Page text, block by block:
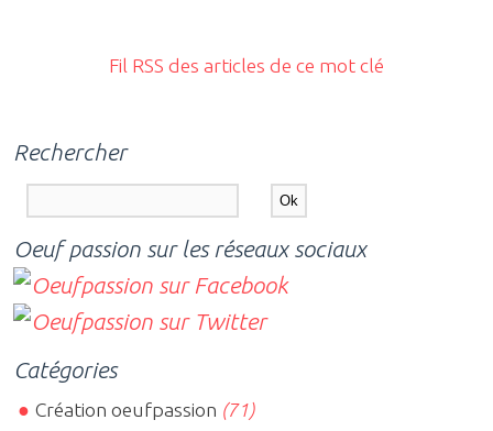
Fil RSS des articles de ce mot clé
Rechercher
Oeuf passion sur les réseaux sociaux
Catégories
Création oeufpassion (71)